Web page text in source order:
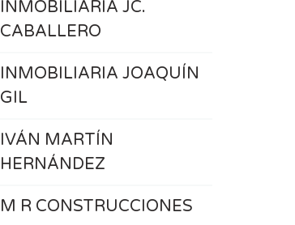
INMOBILIARIA JC.
CABALLERO
INMOBILIARIA JOAQUÍN
GIL
IVÁN MARTÍN
HERNÁNDEZ
M R CONSTRUCCIONES